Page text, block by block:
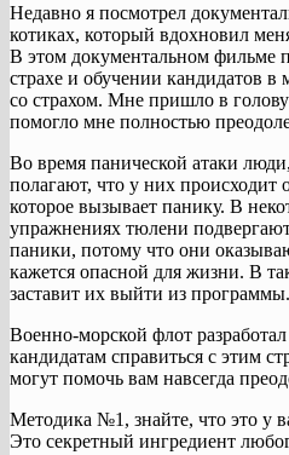
Недавно я посмотрел
котиках, который вдохновил
В этом документальном фильме
страхе и обучении кандидатов в
со страхом. Мне пришло в
помогло мне полностью
Во время панической атаки
полагают, что у них происходит
которое вызывает панику. В
упражнениях тюлени
паники, потому что они
кажется опасной для жизни. В
заставит их выйти из программы.
Военно-морской флот
кандидатам справиться с этим
могут помочь вам навсегда
Методика №1, знайте, что это у
Это секретный ингредиент